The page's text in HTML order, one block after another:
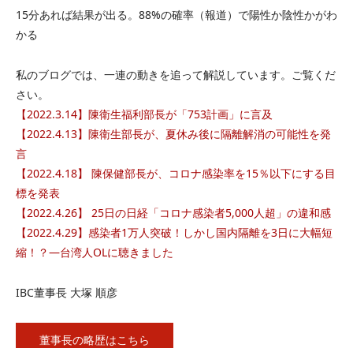
15分あれば結果が出る。88%の確率（報道）で陽性か陰性かがわ
かる
私のブログでは、一連の動きを追って解説しています。ご覧くだ
さい。
【2022.3.14】陳衛生福利部長が「753計画」に言及
【2022.4.13】陳衛生部長が、夏休み後に隔離解消の可能性を発
言
【2022.4.18】 陳保健部長が、コロナ感染率を15％以下にする目
標を発表
【2022.4.26】 25日の日経「コロナ感染者5,000人超」の違和感
【2022.4.29】感染者1万人突破！しかし国内隔離を3日に大幅短
縮！？―台湾人OLに聴きました
IBC董事長 大塚 順彦
董事長の略歴はこちら